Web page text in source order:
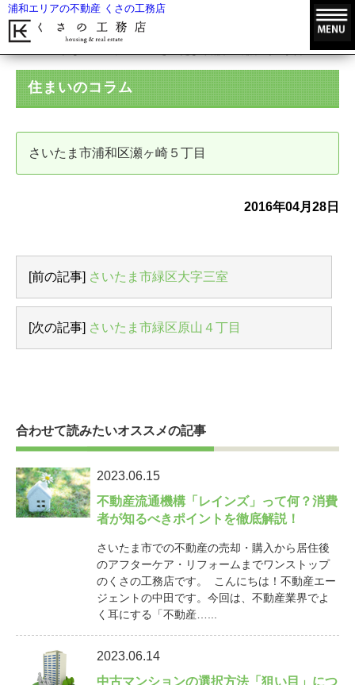
浦和エリアの不動産 くさの工務店
住まいのコラム
さいたま市浦和区瀬ヶ崎５丁目
2016年04月28日
[前の記事] さいたま市緑区大字三室
[次の記事] さいたま市緑区原山４丁目
合わせて読みたいオススメの記事
2023.06.15
不動産流通機構「レインズ」って何？消費
者が知るべきポイントを徹底解説！
さいたま市での不動産の売却・購入から居住後
のアフターケア・リフォームまでワンストップ
のくさの工務店です。 こんにちは！不動産エー
ジェントの中田です。今回は、不動産業界でよ
く耳にする「不動産…...
2023.06.14
中古マンションの選択方法「狙い目」につ